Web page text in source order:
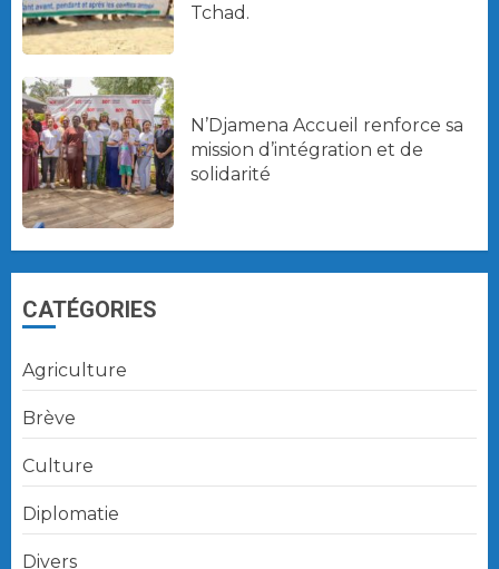
Tchad.
N’Djamena Accueil renforce sa
mission d’intégration et de
solidarité
CATÉGORIES
Agriculture
Brève
Culture
Diplomatie
Divers